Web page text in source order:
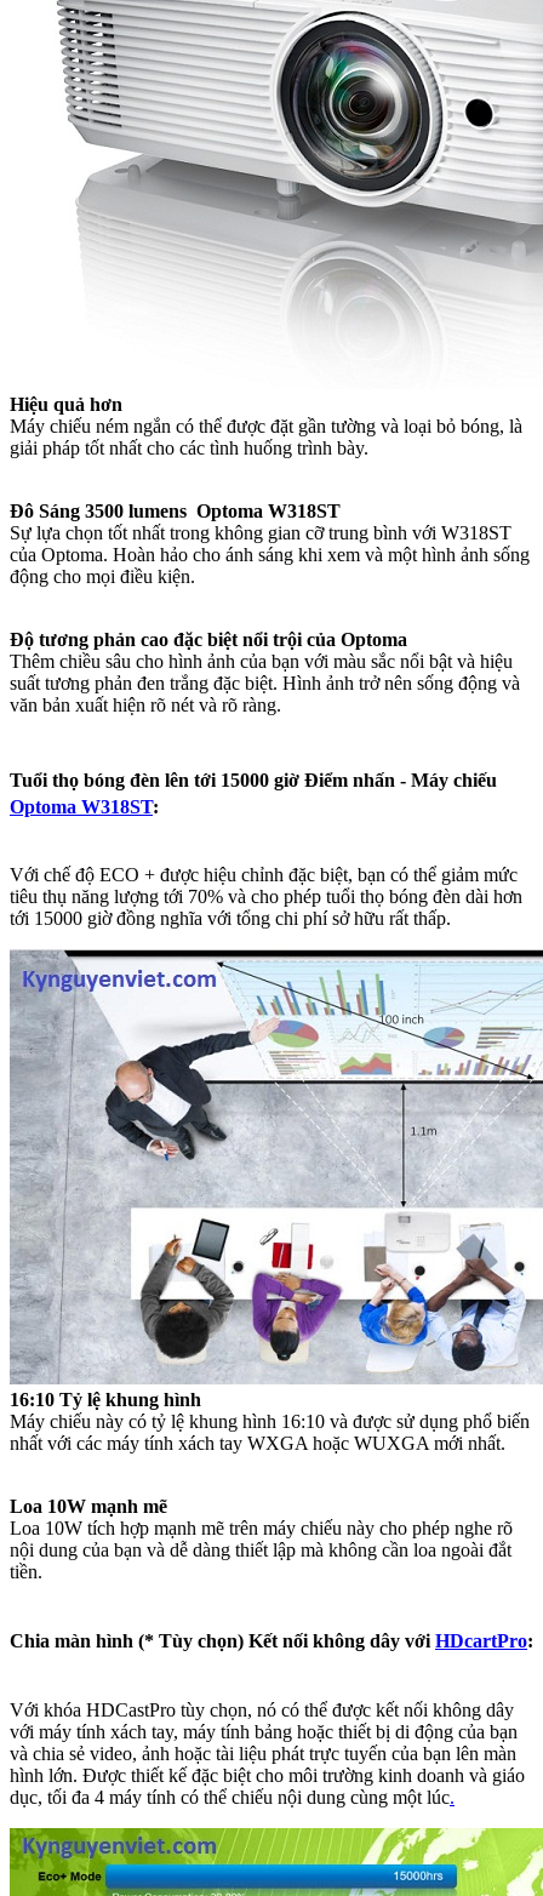
Hiệu quả hơn
Máy chiếu ném ngắn có thể được đặt gần tường và loại bỏ bóng, là
giải pháp tốt nhất cho các tình huống trình bày.
Đô Sáng 3500 lumens Optoma W318ST
Sự lựa chọn tốt nhất trong không gian cỡ trung bình với W318ST
của Optoma. Hoàn hảo cho ánh sáng khi xem và một hình ảnh sống
động cho mọi điều kiện.
Độ tương phản cao đặc biệt nổi trội của Optoma
Thêm chiều sâu cho hình ảnh của bạn với màu sắc nổi bật và hiệu
suất tương phản đen trắng đặc biệt. Hình ảnh trở nên sống động và
văn bản xuất hiện rõ nét và rõ ràng.
Tuổi thọ bóng đèn lên tới 15000 giờ Điểm nhấn - Máy chiếu
Optoma W318ST:
Với chế độ ECO + được hiệu chỉnh đặc biệt, bạn có thể giảm mức
tiêu thụ năng lượng tới 70% và cho phép tuổi thọ bóng đèn dài hơn
tới 15000 giờ đồng nghĩa với tổng chi phí sở hữu rất thấp.
16:10 Tỷ lệ khung hình
Máy chiếu này có tỷ lệ khung hình 16:10 và được sử dụng phổ biến
nhất với các máy tính xách tay WXGA hoặc WUXGA mới nhất.
Loa 10W mạnh mẽ
Loa 10W tích hợp mạnh mẽ trên máy chiếu này cho phép nghe rõ
nội dung của bạn và dễ dàng thiết lập mà không cần loa ngoài đắt
tiền.
Chia màn hình (* Tùy chọn) Kết nối không dây với HDcartPro:
Với khóa HDCastPro tùy chọn, nó có thể được kết nối không dây
với máy tính xách tay, máy tính bảng hoặc thiết bị di động của bạn
và chia sẻ video, ảnh hoặc tài liệu phát trực tuyến của bạn lên màn
hình lớn. Được thiết kế đặc biệt cho môi trường kinh doanh và giáo
dục, tối đa 4 máy tính có thể chiếu nội dung cùng một lúc.